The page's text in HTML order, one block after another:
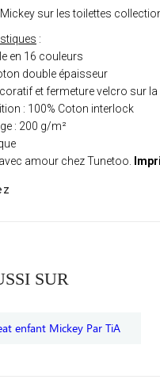
sur les toilettes
:
en 16 couleurs
double épaisseur
et fermeture velcro sur la
: 100% Coton interlock
: 200 g/m²
amour chez Tunetoo.
SUR